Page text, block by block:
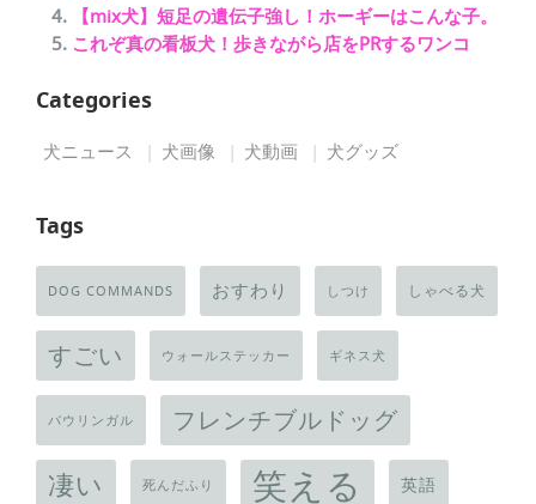
【mix犬】短足の遺伝子強し！ホーギーはこんな子。
これぞ真の看板犬！歩きながら店をPRするワンコ
Categories
犬ニュース 犬画像 犬動画 犬グッズ
Tags
DOG COMMANDS おすわり しつけ しゃべる犬
すごい ウォールステッカー ギネス犬
バウリンガル フレンチブルドッグ
凄い 死んだふり 笑える 英語